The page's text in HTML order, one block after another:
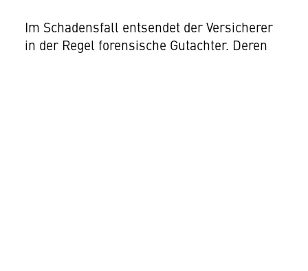
Im Schadensfall entsendet der Versicherer
in der Regel forensische Gutachter. Deren